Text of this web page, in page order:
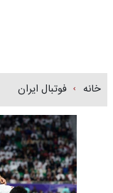
خانه فوتبال ایران